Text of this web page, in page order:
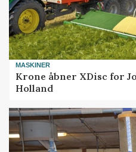
MASKINER
Krone åbner XDisc for
Holland